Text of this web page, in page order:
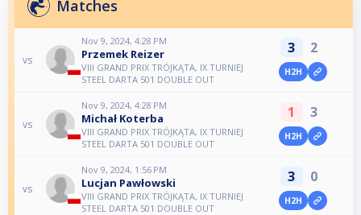
Matches
vs
Nov 9, 2024, 4:28 PM
Przemek Reizer
VIII GRAND PRIX TRÓJKĄTA, IX TURNIEJ
STEEL DARTA 501 DOUBLE OUT
3 2
H2H
vs
Nov 9, 2024, 4:28 PM
Michał Koterba
VIII GRAND PRIX TRÓJKĄTA, IX TURNIEJ
STEEL DARTA 501 DOUBLE OUT
1 3
H2H
vs
Nov 9, 2024, 1:56 PM
Lucjan Pawłowski
VIII GRAND PRIX TRÓJKĄTA, IX TURNIEJ
STEEL DARTA 501 DOUBLE OUT
3 0
H2H